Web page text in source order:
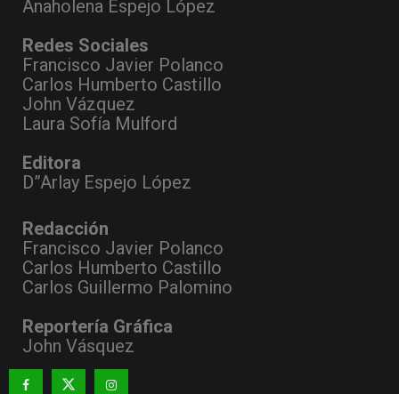
Anaholena Espejo López
Redes Sociales
Francisco Javier Polanco
Carlos Humberto Castillo
John Vázquez
Laura Sofía Mulford
Editora
D”Arlay Espejo López
Redacción
Francisco Javier Polanco
Carlos Humberto Castillo
Carlos Guillermo Palomino
Reportería Gráfica
John Vásquez